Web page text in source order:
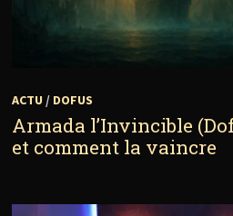
ACTU / DOFUS
Armada l’Invincible
et comment la vaincre